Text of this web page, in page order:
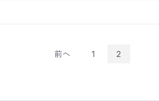
前へ 1 2